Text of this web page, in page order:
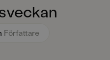
Författare